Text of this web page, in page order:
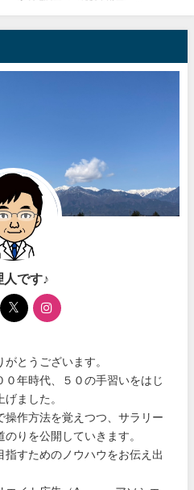
人です♪
とうございます。
０年時代、５０の手習いをはじ
ました。
操作方法を覚えつつ、サラリー
りを公開していきます。
すためのノウハウをお伝え出